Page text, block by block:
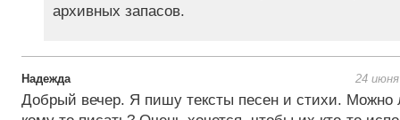
архивных запасов.
Надежда 24
Добрый вечер. Я пишу тексты песен и стихи. Можно